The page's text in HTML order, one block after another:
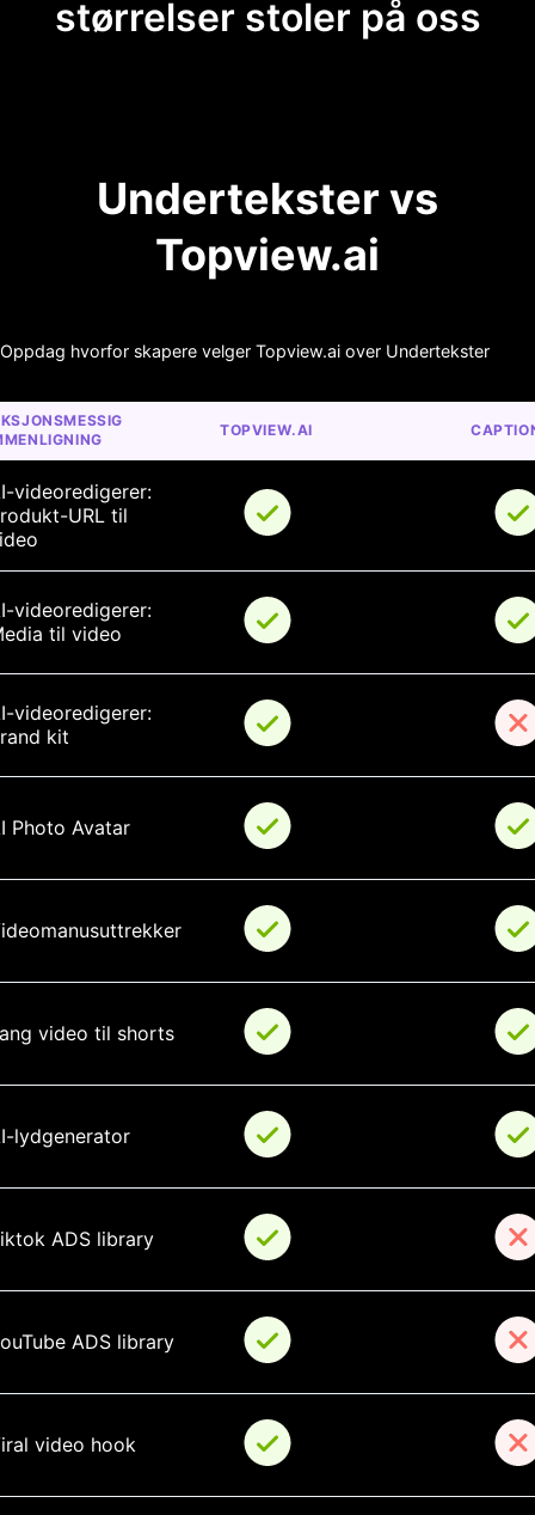
størrelser stoler på oss
Undertekster vs
Topview.ai
Oppdag hvorfor skapere velger Topview.ai over Undertekster
TOPVIEW.AI
videoredigerer:
URL til
videoredigerer:
til video
videoredigerer:
kit
Photo Avatar
video til shorts
lydgenerator
ADS library
ADS library
video hook